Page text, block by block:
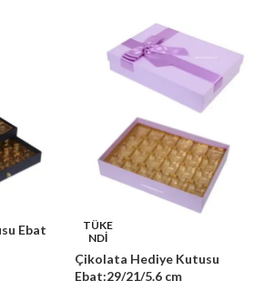
Ebat
TÜKE
NDİ
Çikolata Hediye Kutusu
Ebat:29/21/5.6 cm